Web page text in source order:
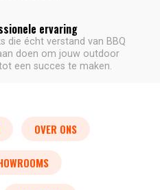
ervaring
die écht verstand van BBQ
doen om jouw outdoor
een succes te maken.
OVER ONS